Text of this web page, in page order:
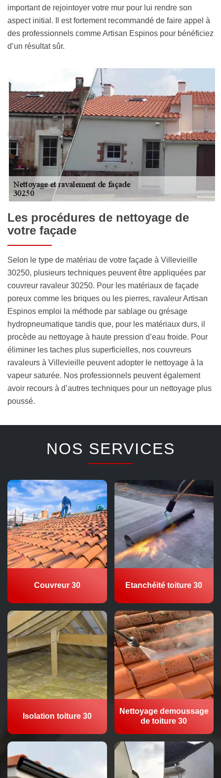
important de rejointoyer votre mur pour lui rendre son
aspect initial. Il est fortement recommandé de faire appel à
des professionnels comme Artisan Espinos pour bénéficiez
d’un résultat sûr.
Les procédures de nettoyage de
votre façade
Selon le type de matériau de votre façade à Villevieille
30250, plusieurs techniques peuvent être appliquées par
couvreur ravaleur 30250. Pour les matériaux de façade
poreux comme les briques ou les pierres, ravaleur Artisan
Espinos emploi la méthode par sablage ou grésage
hydropneumatique tandis que, pour les matériaux durs, il
procède au nettoyage à haute pression d’eau froide. Pour
éliminer les taches plus superficielles, nos couvreurs
ravaleurs à Villevieille peuvent adopter le nettoyage à la
vapeur saturée. Nos professionnels peuvent également
avoir recours à d’autres techniques pour un nettoyage plus
poussé.
NOS SERVICES
Couvreur 30 Etanchéité toiture 30
Isolation toiture 30
Nettoyage demoussage
de toiture 30